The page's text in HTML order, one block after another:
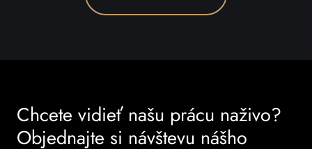
Chcete vidieť našu prácu naživo?
Objednajte si návštevu nášho